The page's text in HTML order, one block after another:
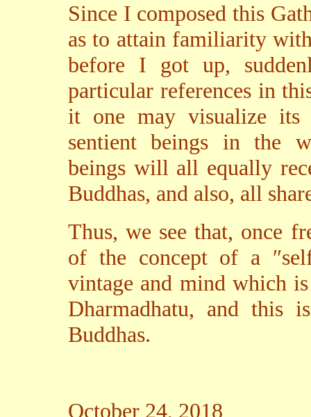
Since I composed this
as to attain familiarity
before I got up,
particular references in
it one may visualize
sentient beings in the
beings will all equally
Buddhas, and also, all
Thus, we see that, once
of the concept of a
vintage and mind which
Dharmadhatu, and this
Buddhas.
October 24, 2018